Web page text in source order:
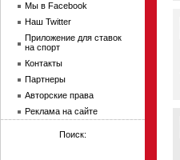
Мы в Facebook
Наш Twitter
Приложение для ставок
на спорт
Контакты
Партнеры
Авторские права
Реклама на сайте
Поиск: